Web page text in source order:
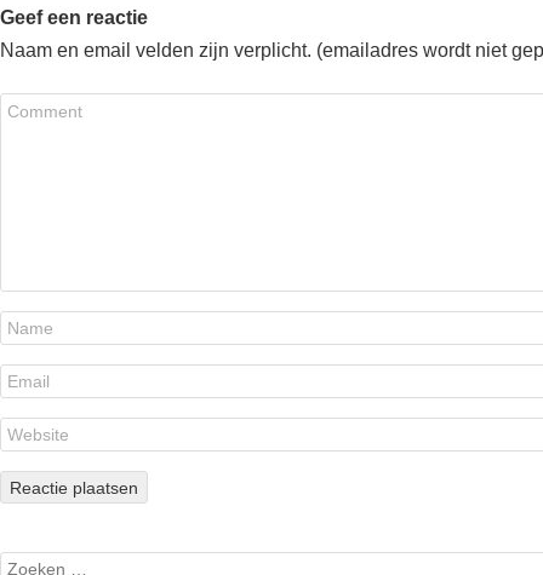
Geef een reactie
Naam en email velden zijn verplicht. (emailadres wordt niet
Search